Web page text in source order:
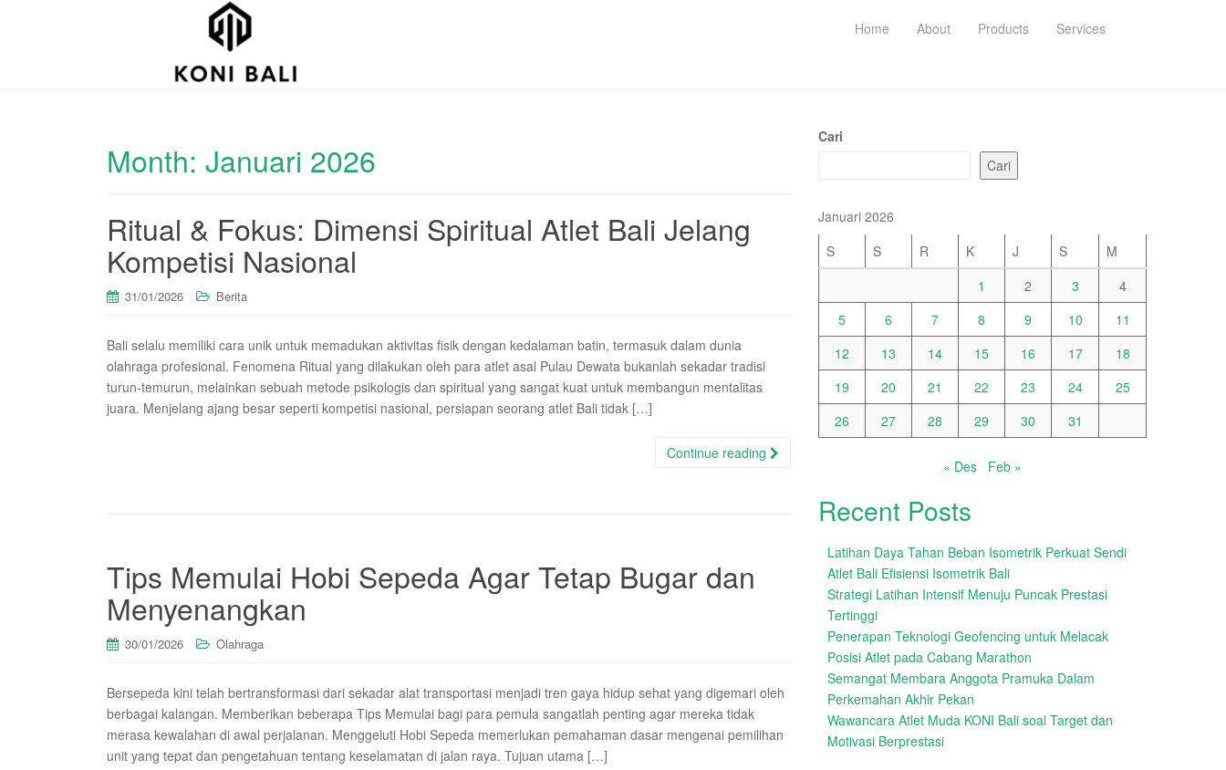
Home About Products Services
Month: Januari 2026
Ritual & Fokus: Dimensi Spiritual Atlet Bali Jelang
Kompetisi Nasional
31/01/2026 Berita
Bali selalu memiliki cara unik untuk memadukan aktivitas fisik dengan kedalaman batin, termasuk dalam dunia
olahraga profesional. Fenomena Ritual yang dilakukan oleh para atlet asal Pulau Dewata bukanlah sekadar tradisi
turun-temurun, melainkan sebuah metode psikologis dan spiritual yang sangat kuat untuk membangun mentalitas
juara. Menjelang ajang besar seperti kompetisi nasional, persiapan seorang atlet Bali tidak […]
Continue reading
Tips Memulai Hobi Sepeda Agar Tetap Bugar dan
Menyenangkan
30/01/2026 Olahraga
Bersepeda kini telah bertransformasi dari sekadar alat transportasi menjadi tren gaya hidup sehat yang digemari oleh
berbagai kalangan. Memberikan beberapa Tips Memulai bagi para pemula sangatlah penting agar mereka tidak
merasa kewalahan di awal perjalanan. Menggeluti Hobi Sepeda memerlukan pemahaman dasar mengenai pemilihan
unit yang tepat dan pengetahuan tentang keselamatan di jalan raya. Tujuan utama […]
Cari
Cari
Januari 2026
S
S R K J S
M
1
2 3
4
5
6 7 8 9 10
11
12
13 14 15 16 17
18
19
20 21 22 23 24
25
26
27 28 29 30 31
« Des Feb »
Recent Posts
Latihan Daya Tahan Beban Isometrik Perkuat Sendi
Atlet Bali Efisiensi Isometrik Bali
Strategi Latihan Intensif Menuju Puncak Prestasi
Tertinggi
Penerapan Teknologi Geofencing untuk Melacak
Posisi Atlet pada Cabang Marathon
Semangat Membara Anggota Pramuka Dalam
Perkemahan Akhir Pekan
Wawancara Atlet Muda KONI Bali soal Target dan
Motivasi Berprestasi